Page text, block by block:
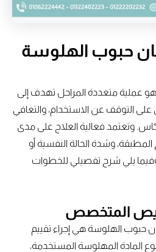
حبوب الهلوسة
عملية متعددة المراحل تهدف إلى
التوقف عن الاستخدام، والتعافي
وتعتمد فعالية العلاج على مدى
وشدة الحالة النفسية أو
وفيما يلي شرح تفصيلي للخطوات
حبوب الهلوسة هي إجراء تقييم
المادة المهلوسة المستخدمة،